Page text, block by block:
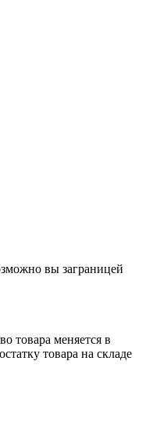
вы заграницей
товара меняется в
товара на складе